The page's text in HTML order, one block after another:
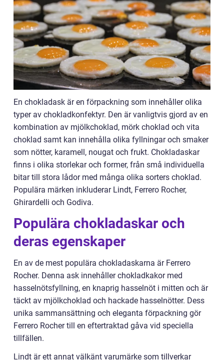
En chokladask är en förpackning som innehåller olika
typer av chokladkonfektyr. Den är vanligtvis gjord av en
kombination av mjölkchoklad, mörk choklad och vita
choklad samt kan innehålla olika fyllningar och smaker
som nötter, karamell, nougat och frukt. Chokladaskar
finns i olika storlekar och former, från små individuella
bitar till stora lådor med många olika sorters choklad.
Populära märken inkluderar Lindt, Ferrero Rocher,
Ghirardelli och Godiva.
Populära chokladaskar och
deras egenskaper
En av de mest populära chokladaskarna är Ferrero
Rocher. Denna ask innehåller chokladkakor med
hasselnötsfyllning, en knaprig hasselnöt i mitten och är
täckt av mjölkchoklad och hackade hasselnötter. Dess
unika sammansättning och eleganta förpackning gör
Ferrero Rocher till en eftertraktad gåva vid speciella
tillfällen.
Lindt är ett annat välkänt varumärke som tillverkar